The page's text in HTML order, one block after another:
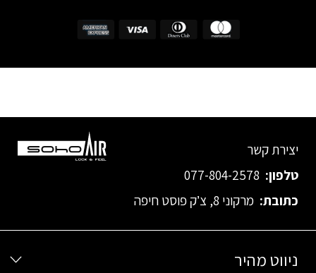
יצירת קשר
טלפון: 077-804-2578
כתובת: מרקוני 8, צ’ק פוסט חיפה
ניווט מהיר